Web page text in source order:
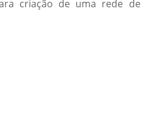
criação de uma rede de